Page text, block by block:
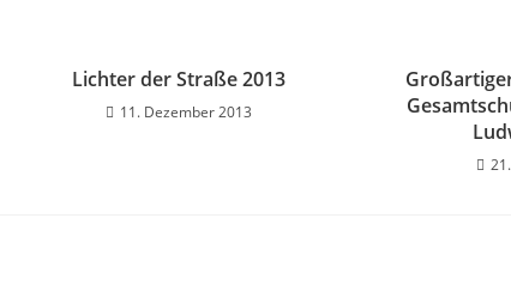
Lichter der Straße 2013
11. Dezember 2013